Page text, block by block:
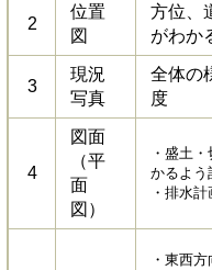
2
位置
図
方位、
がわか
3
現況
写真
全体の
度
4
図面
（平
面
図）
・盛土
かるよう
・排水
・東西